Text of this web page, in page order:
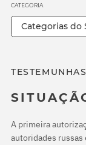
A primeira
autoridades russas
CATEGORIA
Categorias do